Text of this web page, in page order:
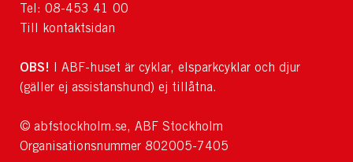
Tel: 08-453 41 00
Till kontaktsidan
OBS! I ABF-huset är cyklar, elsparkcyklar och djur
(gäller ej assistanshund) ej tillåtna.
© abfstockholm.se, ABF Stockholm
Organisationsnummer 802005-7405